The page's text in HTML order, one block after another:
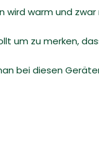
warm und
um zu merken,
bei diesen